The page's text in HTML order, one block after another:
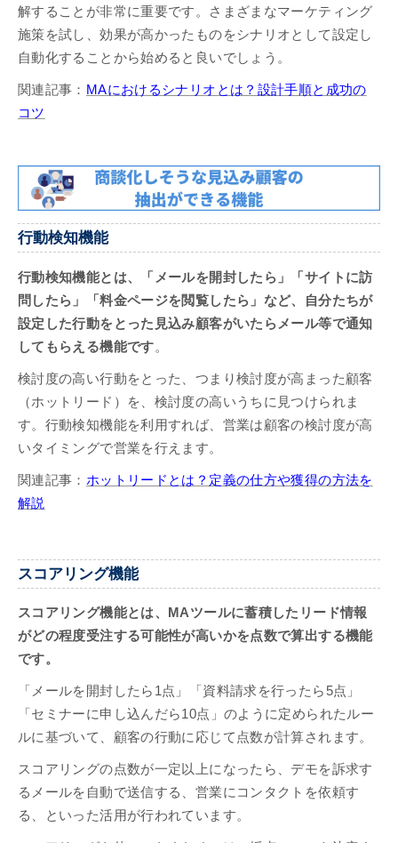
解することが非常に重要です。さまざまなマーケティング
施策を試し、効果が高かったものをシナリオとして設定し
自動化することから始めると良いでしょう。
関連記事： MAにおけるシナリオとは？設計手順と成功の
コツ
行動検知機能
行動検知機能とは、「メールを開封したら」「サイトに訪
問したら」「料金ページを閲覧したら」など、自分たちが
設定した行動をとった見込み顧客がいたらメール等で通知
してもらえる機能です。
検討度の高い行動をとった、つまり検討度が高まった顧客
（ホットリード）を、検討度の高いうちに見つけられま
す。行動検知機能を利用すれば、営業は顧客の検討度が高
いタイミングで営業を行えます。
関連記事： ホットリードとは？定義の仕方や獲得の方法を
解説
スコアリング機能
スコアリング機能とは、MAツールに蓄積したリード情報
がどの程度受注する可能性が高いかを点数で算出する機能
です。
「メールを開封したら1点」「資料請求を行ったら5点」
「セミナーに申し込んだら10点」のように定められたルー
ルに基づいて、顧客の行動に応じて点数が計算されます。
スコアリングの点数が一定以上になったら、デモを訴求す
るメールを自動で送信する、営業にコンタクトを依頼す
る、といった活用が行われています。